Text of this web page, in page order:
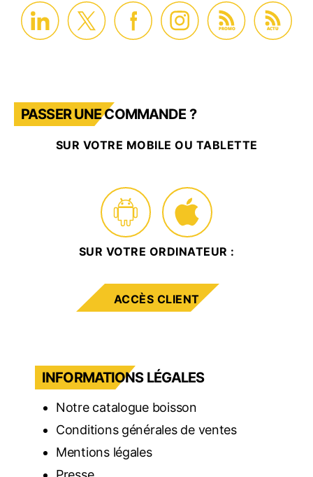
PROMO ACTU
PASSER UNE COMMANDE ?
SUR VOTRE MOBILE OU TABLETTE
SUR VOTRE ORDINATEUR :
ACCÈS CLIENT
INFORMATIONS LÉGALES
Notre catalogue boisson
Conditions générales de ventes
Mentions légales